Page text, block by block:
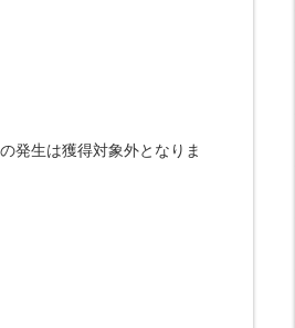
発生は獲得対象外となりま